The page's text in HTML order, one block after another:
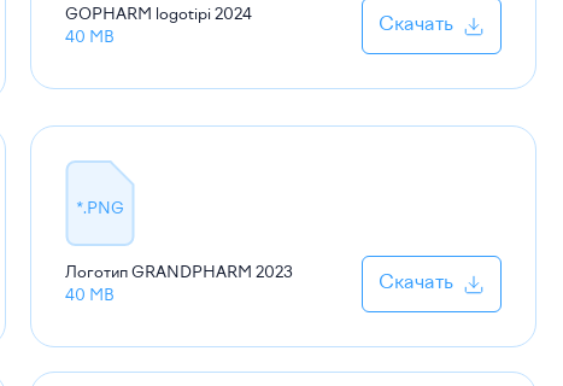
GOPHARM logotipi 2024
40 MB
Скачать
*.PNG
Логотип GRANDPHARM 2023
40 MB
Скачать